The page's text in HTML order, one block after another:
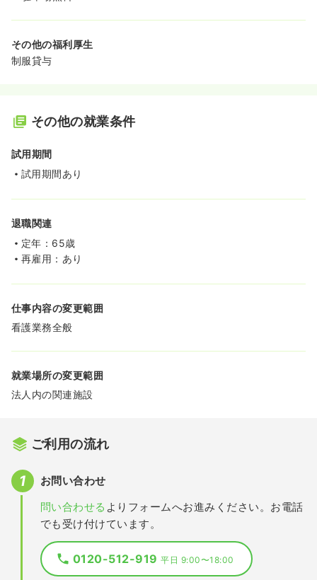
その他の福利厚生
制服貸与
その他の就業条件
試用期間
試用期間あり
退職関連
定年：65歳
再雇用：あり
仕事内容の変更範囲
看護業務全般
就業場所の変更範囲
法人内の関連施設
ご利用の流れ
お問い合わせ
問い合わせる よりフォームへお進みください。お電話
でも受け付けています。
0120-512-919平日 9:00〜18:00